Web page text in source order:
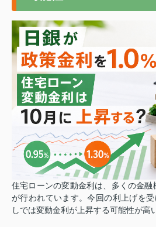
住宅ローンの変動金利は、多くの金
が行われています。今回の利上げを
しでは変動金利が上昇する可能性が高